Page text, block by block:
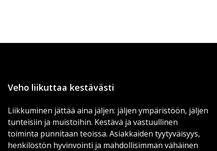
Veho liikuttaa kestävästi
Liikkuminen jättää aina jäljen: jäljen ympäristöön, jäljen
tunteisiin ja muistoihin. Kestävä ja vastuullinen
toiminta punnitaan teoissa. Asiakkaiden tyytyväisyys,
henkilöstön hyvinvointi ja mahdollisimman vähäinen